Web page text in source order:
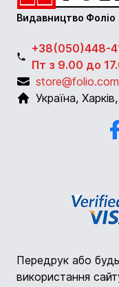
Видавництво Фоліо
+38(050)448-
Пт з 9.00 до
Україна, Харків,
Передрук або
використання